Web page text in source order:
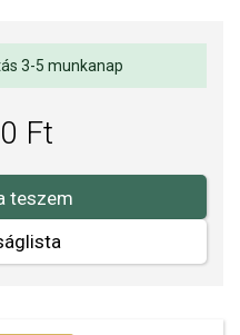
elsőrendű számunkra.
gyöngyeink beépítése
3-5 munkanap
Ft
teszem